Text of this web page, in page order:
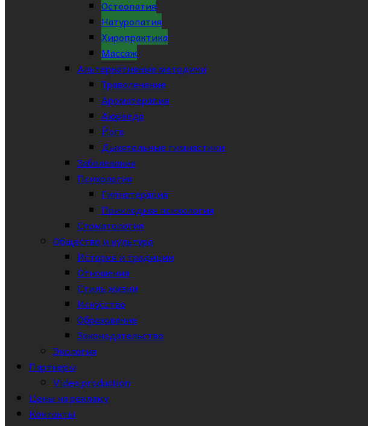
Остеопатия
Натуропатия
Хиропрактика
Массаж
Альтернативные методики
Траволечение
Ароматерапия
Аюрведа
Йога
Дыхательные гимнастики
Заболевания
Психология
Гипнотерапия
Прикладная психология
Стоматология
Общество и культура
История и традиции
Отношения
Стиль жизни
Искусство
Образование
Законодательство
Экология
Партнеры
Video production
Цены на рекламу
Контакты